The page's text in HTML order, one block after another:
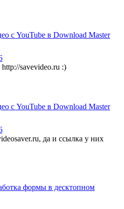
с YouTube в Download Master
savevideo.ru :)
с YouTube в Download Master
да и ссылка у них
формы в десктопном